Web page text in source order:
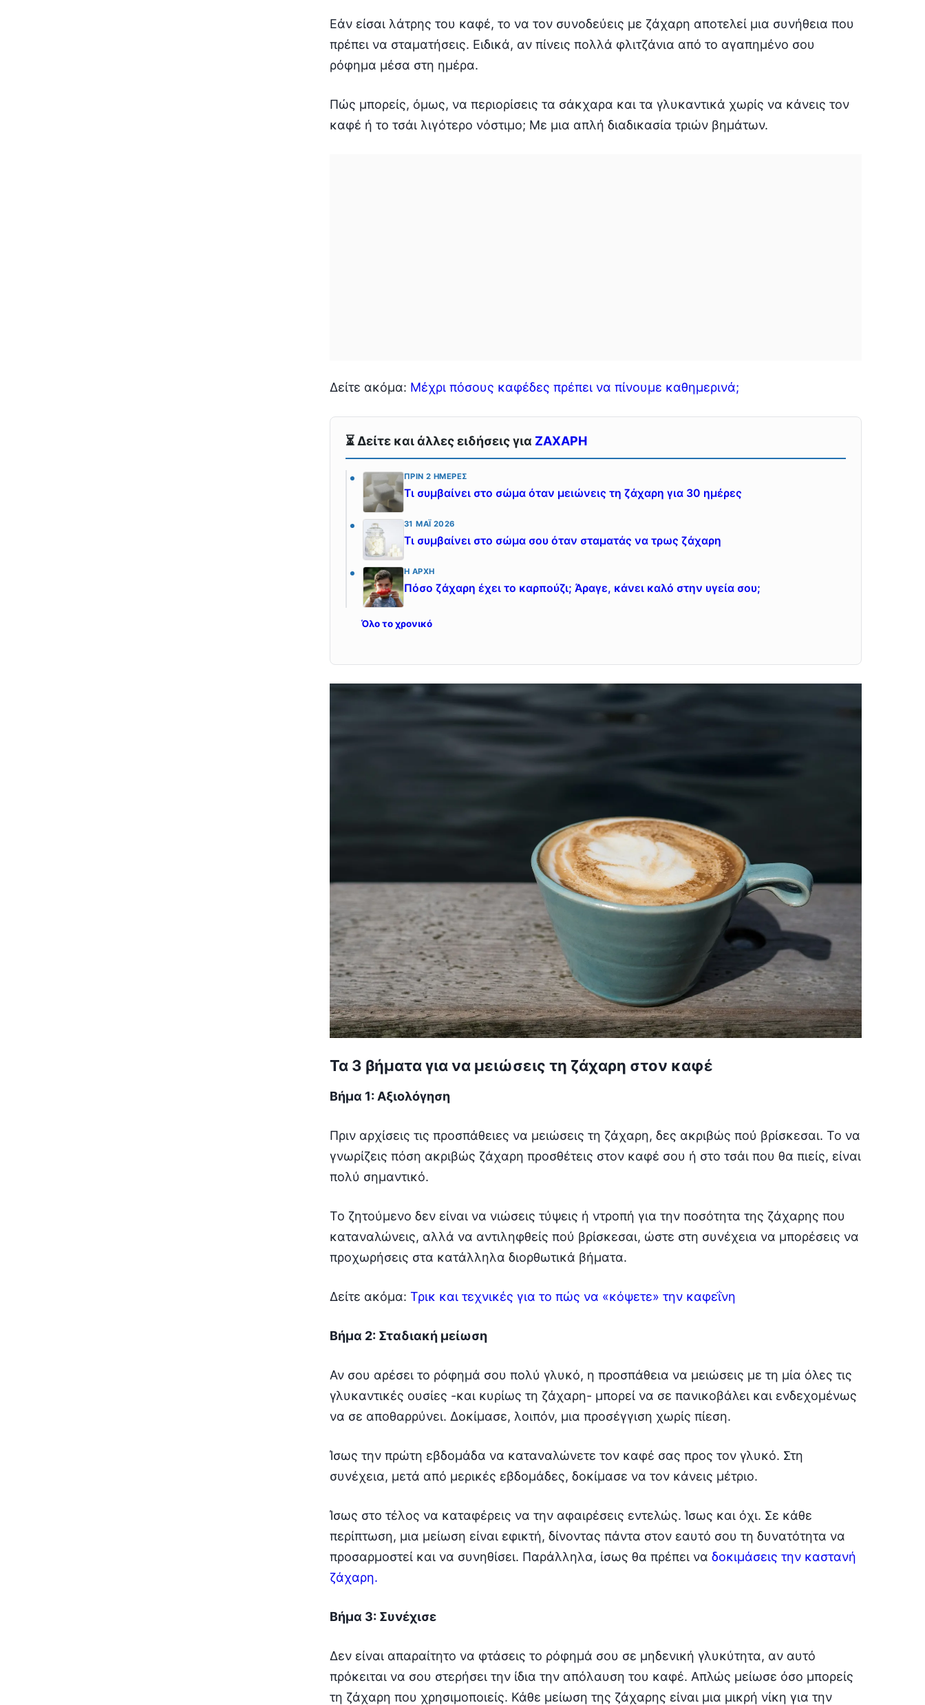
Εάν είσαι λάτρης του καφέ, το να τον συνοδεύεις με ζάχαρη αποτελεί μια συνήθεια που
πρέπει να σταματήσεις. Ειδικά, αν πίνεις πολλά φλιτζάνια από το αγαπημένο σου
ρόφημα μέσα στη ημέρα.
Πώς μπορείς, όμως, να περιορίσεις τα σάκχαρα και τα γλυκαντικά χωρίς να κάνεις τον
καφέ ή το τσάι λιγότερο νόστιμο; Με μια απλή διαδικασία τριών βημάτων.
Δείτε ακόμα: Μέχρι πόσους καφέδες πρέπει να πίνουμε καθημερινά;
⏳ Δείτε και άλλες ειδήσεις για ΖΑΧΑΡΗ
ΠΡΙΝ 2 ΗΜΈΡΕΣ
Τι συμβαίνει στο σώμα όταν μειώνεις τη ζάχαρη για 30 ημέρες
31 ΜΆΙ 2026
Τι συμβαίνει στο σώμα σου όταν σταματάς να τρως ζάχαρη
Η ΑΡΧΉ
Πόσο ζάχαρη έχει το καρπούζι; Άραγε, κάνει καλό στην υγεία σου;
Όλο το χρονικό
Τα 3 βήματα για να μειώσεις τη ζάχαρη στον καφέ
Βήμα 1: Αξιολόγηση
Πριν αρχίσεις τις προσπάθειες να μειώσεις τη ζάχαρη, δες ακριβώς πού βρίσκεσαι. Το να
γνωρίζεις πόση ακριβώς ζάχαρη προσθέτεις στον καφέ σου ή στο τσάι που θα πιείς, είναι
πολύ σημαντικό.
Το ζητούμενο δεν είναι να νιώσεις τύψεις ή ντροπή για την ποσότητα της ζάχαρης που
καταναλώνεις, αλλά να αντιληφθείς πού βρίσκεσαι, ώστε στη συνέχεια να μπορέσεις να
προχωρήσεις στα κατάλληλα διορθωτικά βήματα.
Δείτε ακόμα: Τρικ και τεχνικές για το πώς να «κόψετε» την καφεΐνη
Βήμα 2: Σταδιακή μείωση
Αν σου αρέσει το ρόφημά σου πολύ γλυκό, η προσπάθεια να μειώσεις με τη μία όλες τις
γλυκαντικές ουσίες -και κυρίως τη ζάχαρη- μπορεί να σε πανικοβάλει και ενδεχομένως
να σε αποθαρρύνει. Δοκίμασε, λοιπόν, μια προσέγγιση χωρίς πίεση.
Ίσως την πρώτη εβδομάδα να καταναλώνετε τον καφέ σας προς τον γλυκό. Στη
συνέχεια, μετά από μερικές εβδομάδες, δοκίμασε να τον κάνεις μέτριο.
Ίσως στο τέλος να καταφέρεις να την αφαιρέσεις εντελώς. Ίσως και όχι. Σε κάθε
περίπτωση, μια μείωση είναι εφικτή, δίνοντας πάντα στον εαυτό σου τη δυνατότητα να
προσαρμοστεί και να συνηθίσει. Παράλληλα, ίσως θα πρέπει να δοκιμάσεις την καστανή
ζάχαρη.
Βήμα 3: Συνέχισε
Δεν είναι απαραίτητο να φτάσεις το ρόφημά σου σε μηδενική γλυκύτητα, αν αυτό
πρόκειται να σου στερήσει την ίδια την απόλαυση του καφέ. Απλώς μείωσε όσο μπορείς
τη ζάχαρη που χρησιμοποιείς. Κάθε μείωση της ζάχαρης είναι μια μικρή νίκη για την